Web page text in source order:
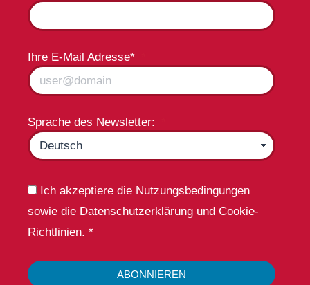
Ihre E-Mail Adresse*
Sprache des Newsletter:
Ich akzeptiere die Nutzungsbedingungen
sowie die Datenschutzerklärung und Cookie-
Richtlinien. *
ABONNIEREN